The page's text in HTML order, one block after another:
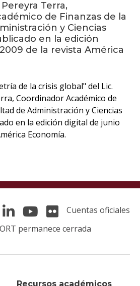
en
Terra,
de Finanzas de la
y Ciencias
en la edición
de la revista América
de la crisis global" del Lic.
Coordinador Académico de
de Administración y Ciencias
en la edición digital de junio
Economía.
Recursos académicos
Cuentas oficiales
permanece cerrada